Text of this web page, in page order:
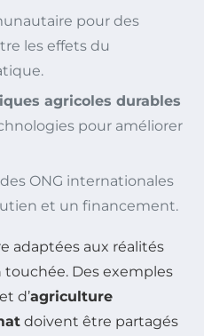
pour des
les effets du
agricoles durables
pour améliorer
ONG internationales
et un financement.
adaptées aux réalités
touchée. Des exemples
et d’agriculture
doivent être partagés